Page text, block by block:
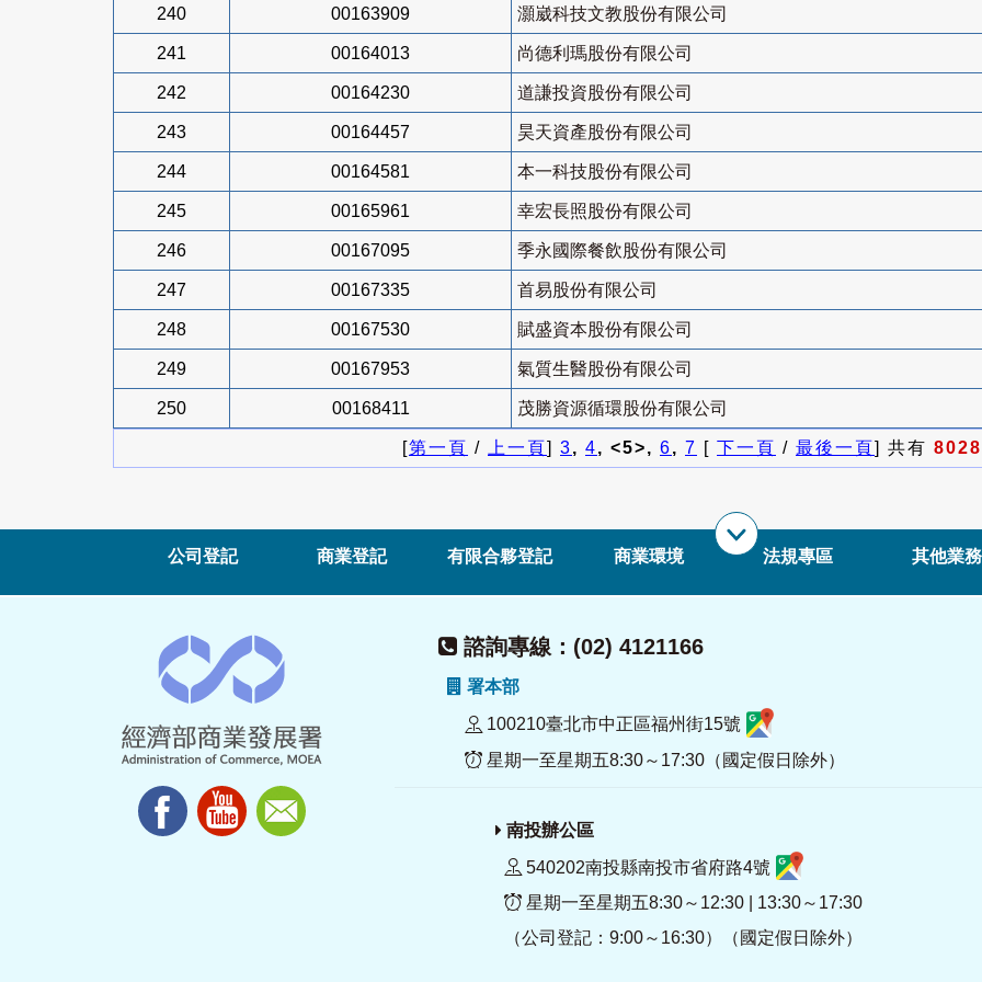
240 00163909 灝崴科技文教股份有限公司
241 00164013 尚德利瑪股份有限公司
242 00164230 道謙投資股份有限公司
243 00164457 昊天資產股份有限公司
244 00164581 本一科技股份有限公司
245 00165961 幸宏長照股份有限公司
246 00167095 季永國際餐飲股份有限公司
247 00167335 首易股份有限公司
248 00167530 賦盛資本股份有限公司
249 00167953 氣質生醫股份有限公司
250 00168411 茂勝資源循環股份有限公司
[第一頁 / 上一頁] 3, 4, <5>, 6, 7 [ 下一頁 / 最後一頁] 共有 8028
公司登記 商業登記 有限合夥登記 商業環境 法規專區 其他業務
諮詢專線：(02) 4121166
署本部
100210臺北市中正區福州街15號
星期一至星期五8:30～17:30（國定假日除外）
南投辦公區
540202南投縣南投市省府路4號
星期一至星期五8:30～12:30 | 13:30～17:30
（公司登記：9:00～16:30）（國定假日除外）